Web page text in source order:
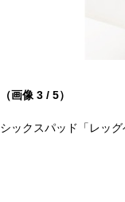
（画像 3 / 5）
シックスパッド「レッ